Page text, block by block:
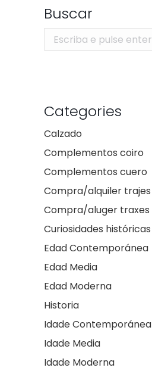
Buscar
Search:
Categories
Calzado
Complementos coiro
Complementos cuero
Compra/alquiler trajes
Compra/aluger traxes
Curiosidades históricas
Edad Contemporánea
Edad Media
Edad Moderna
Historia
Idade Contemporánea
Idade Media
Idade Moderna